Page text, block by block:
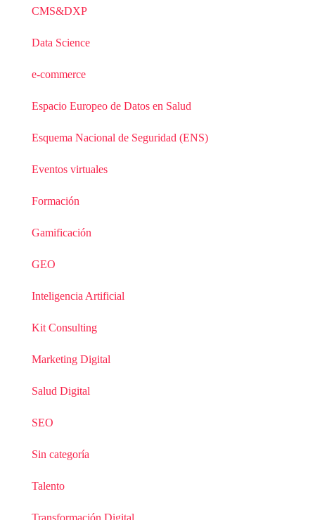
CMS&DXP
Data Science
e-commerce
Espacio Europeo de Datos en Salud
Esquema Nacional de Seguridad (ENS)
Eventos virtuales
Formación
Gamificación
GEO
Inteligencia Artificial
Kit Consulting
Marketing Digital
Salud Digital
SEO
Sin categoría
Talento
Transformación Digital